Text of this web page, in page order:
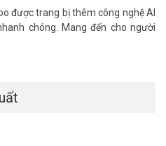
DC)
được trang bị thêm công nghệ AI
chóng. Mang đến cho người